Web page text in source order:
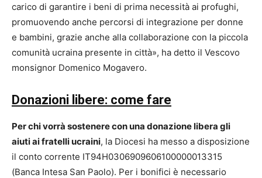
carico di garantire i beni di prima necessità ai profughi,
promuovendo anche percorsi di integrazione per donne
e bambini, grazie anche alla collaborazione con la piccola
comunità ucraina presente in città», ha detto il Vescovo
monsignor Domenico Mogavero.
Donazioni libere: come fare
Per chi vorrà sostenere con una donazione libera gli
aiuti ai fratelli ucraini, la Diocesi ha messo a disposizione
il conto corrente IT94H0306909606100000013315
(Banca Intesa San Paolo). Per i bonifici è necessario